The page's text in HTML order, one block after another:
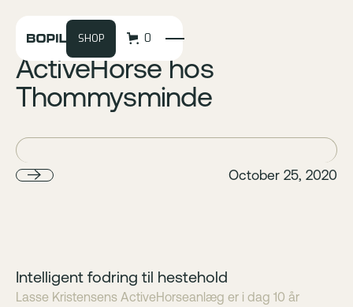
SHOP 0
ActiveHorse hos
Thommysminde
October 25, 2020
Intelligent fodring til hestehold
Lasse Kristensens ActiveHorseanlæg er i dag 10 år